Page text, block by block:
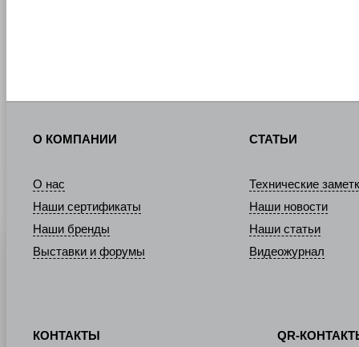
О КОМПАНИИ
О нас
Наши сертификаты
Наши бренды
Выставки и форумы
СТАТЬИ
Технические
Наши новости
Наши статьи
Видеожурнал
КОНТАКТЫ QR-